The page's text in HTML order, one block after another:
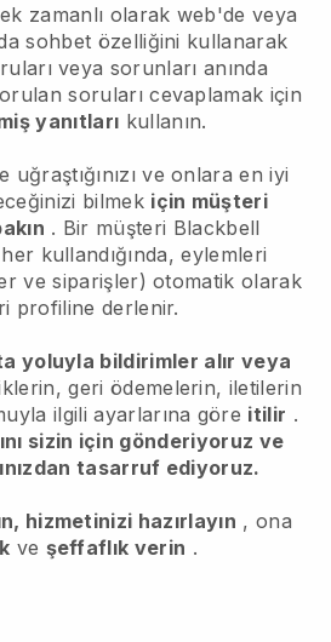
zamanlı olarak web'de veya
sohbet özelliğini kullanarak
veya sorunları anında
soruları cevaplamak için
yanıtları kullanın.
uğraştığınızı ve onlara en iyi
bilmek için müşteri
. Bir müşteri Blackbell
kullandığında, eylemleri
ve siparişler) otomatik olarak
profiline derlenir.
yoluyla bildirimler alır veya
geri ödemelerin, iletilerin
ilgili ayarlarına göre itilir .
sizin için gönderiyoruz ve
tasarruf ediyoruz.
hizmetinizi hazırlayın , ona
ve şeffaflık verin .